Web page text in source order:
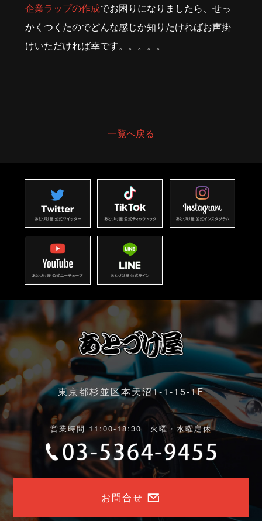
企業ラップの作成でお困りになりましたら、せっ
かくつくたのでどんな感じか知りたければお声掛
けいただければ幸です。。。。。
一覧へ戻る
東京都杉並区本天沼1-1-15-1F
営業時間 11:00-18:30 火曜・水曜定休
お問合せ